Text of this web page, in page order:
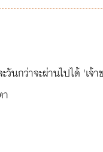
นกว่าจะผ่านไปได้ 'เ